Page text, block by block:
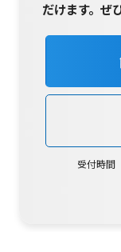
だけます。ぜ
受付時